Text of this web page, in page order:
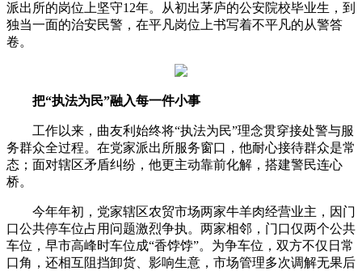
派出所的岗位上坚守12年。从初出茅庐的公安院校毕业生，到
独当一面的治安民警，在平凡岗位上书写着不平凡的从警答
卷。
把“执法为民”融入每一件小事
工作以来，曲友利始终将“执法为民”理念贯穿接处警与服
务群众全过程。在党家派出所服务窗口，他耐心接待群众是常
态；面对辖区矛盾纠纷，他更主动靠前化解，搭建警民连心
桥。
今年年初，党家辖区农贸市场两家牛羊肉经营业主，因门
口公共停车位占用问题激烈争执。两家相邻，门口仅两个公共
车位，早市高峰时车位成“香饽饽”。为争车位，双方不仅日常
口角，还相互阻挡卸货、影响生意，市场管理多次调解无果后